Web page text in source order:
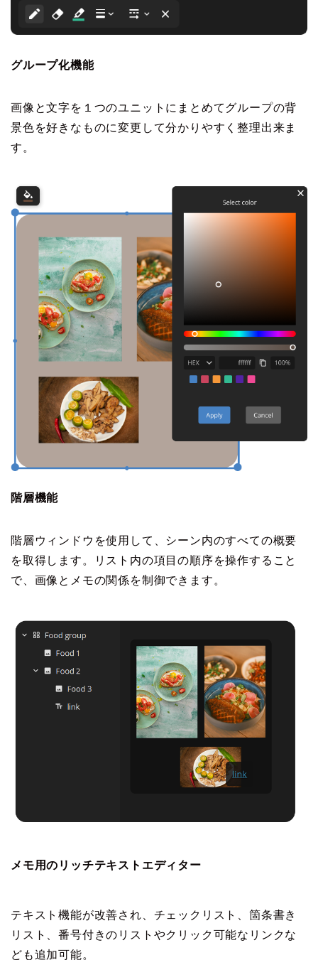
グループ化機能
画像と文字を１つのユニットにまとめてグループの背
景色を好きなものに変更して分かりやすく整理出来ま
す。
階層機能
階層ウィンドウを使用して、シーン内のすべての概要
を取得します。リスト内の項目の順序を操作すること
で、画像とメモの関係を制御できます。
メモ用のリッチテキストエディター
テキスト機能が改善され、チェックリスト、箇条書き
リスト、番号付きのリストやクリック可能なリンクな
ども追加可能。